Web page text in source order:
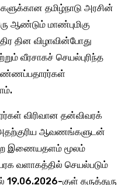
தமிழ்நாடு அரசின்
ஆண்டும் மாண்புமிகு
தின விழாவின்போது
வீரசாகச் செயல்புரிந்த
விரிவான தன்விவரக்
அதற்குரிய ஆவணங்களுடன்
இணையதளம் மூலம்
வளாகத்தில் செயல்படும்
குள் கருத்துரு